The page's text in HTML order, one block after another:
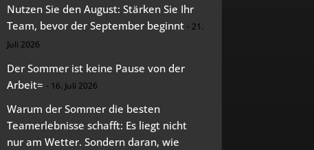
Nutzen Sie den August: Stärken Sie Ihr
Team, bevor der September beginnt
21.
Juli 2026
Der Sommer ist keine Pause von der
Arbeit=
16. Juli 2026
Warum der Sommer die besten
Teamerlebnisse schafft: Es liegt nicht
nur am Wetter. Sondern daran, wie